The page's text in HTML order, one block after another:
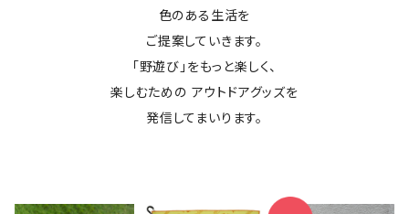
色のある生活を
ご提案していきます。
「野遊び」をもっと楽しく、
楽しむための アウトドアグッズを
発信してまいります。